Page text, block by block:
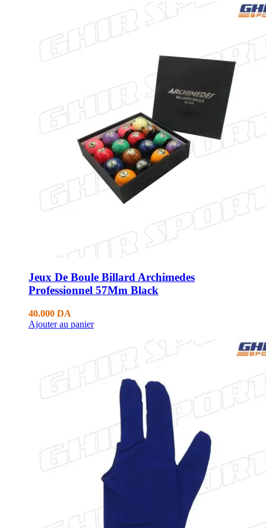
Jeux De Boule Billard Archimedes
Professionnel 57Mm Black
40.000 DA
Ajouter au panier